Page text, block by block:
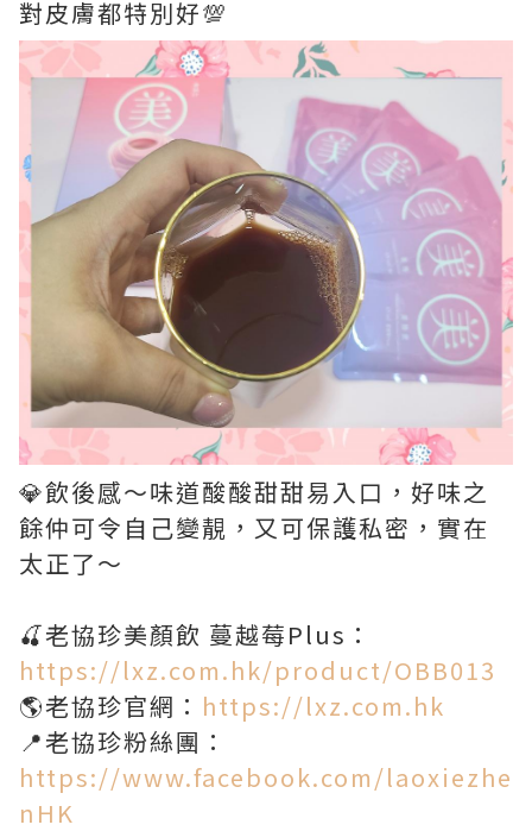
對皮膚都特別好💯
💎飲後感～味道酸酸甜甜易入口，好味之
餘仲可令自己變靚，又可保護私密，實在
太正了～
🍒老協珍美顏飲 蔓越莓Plus：
https://lxz.com.hk/product/OBB013
🌎老協珍官網： https://lxz.com.hk
📍老協珍粉絲團：
https://www.facebook.com/laoxiezhe
nHK